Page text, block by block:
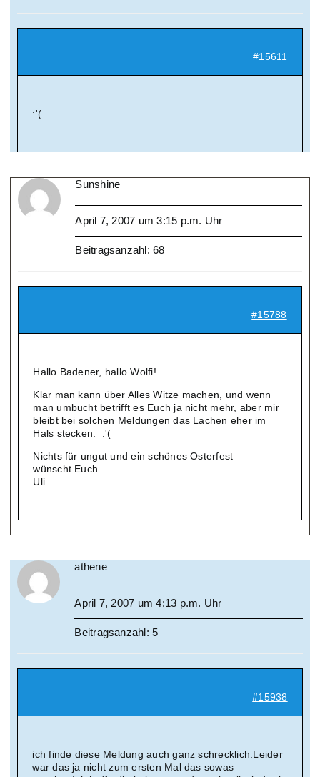
#15611
:'(
Sunshine
April 7, 2007 um 3:15 p.m. Uhr
Beitragsanzahl: 68
#15788
Hallo Badener, hallo Wolfi!
Klar man kann über Alles Witze machen, und wenn
man umbucht betrifft es Euch ja nicht mehr, aber mir
bleibt bei solchen Meldungen das Lachen eher im
Hals stecken. :'(
Nichts für ungut und ein schönes Osterfest
wünscht Euch
Uli
athene
April 7, 2007 um 4:13 p.m. Uhr
Beitragsanzahl: 5
#15938
ich finde diese Meldung auch ganz schrecklich.Leider
war das ja nicht zum ersten Mal das sowas